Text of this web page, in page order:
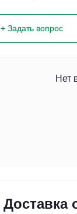
+ Задать вопрос
Нет
Доставка